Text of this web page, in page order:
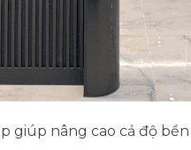
nâng cao cả độ